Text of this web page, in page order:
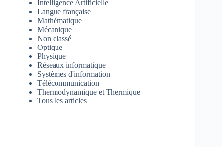
Intelligence Artificielle
Langue française
Mathématique
Mécanique
Non classé
Optique
Physique
Réseaux informatique
Systèmes d'information
Télécommunication
Thermodynamique et Thermique
Tous les articles